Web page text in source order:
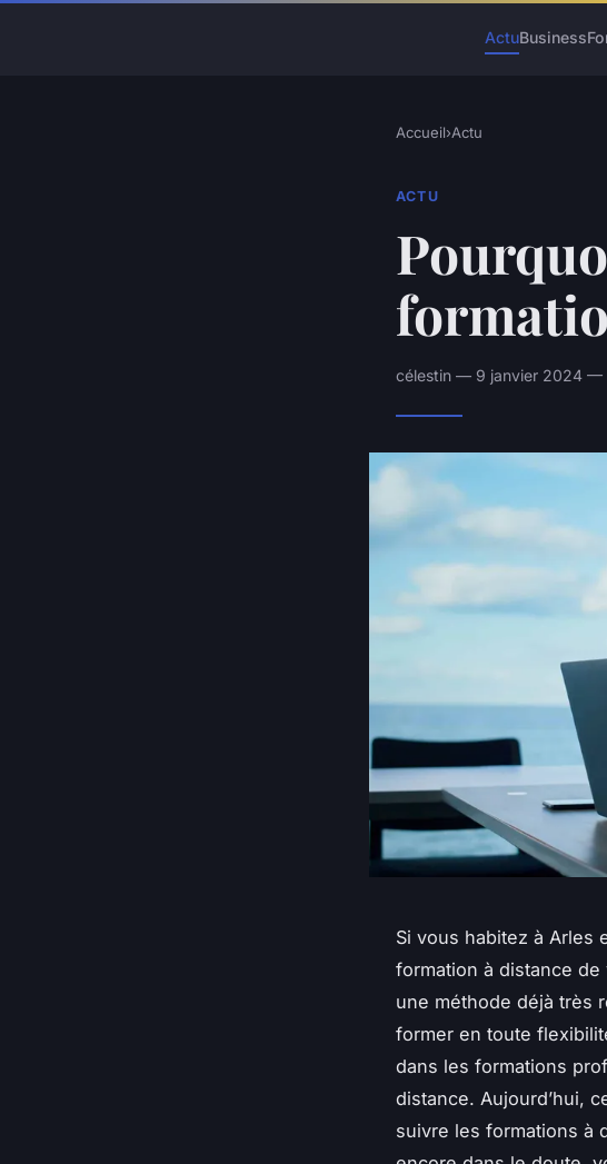
ActuBusiness
Accueil›Actu
ACTU
célestin — 9 janvier 2024 —
Si vous habitez à Arles
formation à distance
une méthode déjà très
former en toute
dans les formations
distance. Aujourd’hui,
suivre les formations à